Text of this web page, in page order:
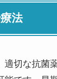
法
切な抗菌